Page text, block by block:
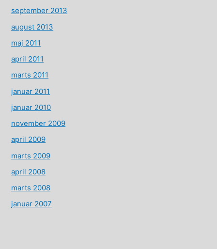
september 2013
august 2013
maj 2011
april 2011
marts 2011
januar 2011
januar 2010
november 2009
april 2009
marts 2009
april 2008
marts 2008
januar 2007